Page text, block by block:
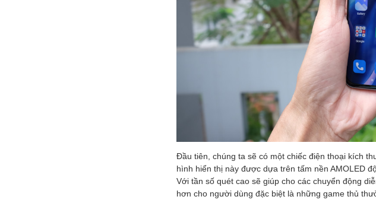
Đầu tiên, chúng ta sẽ có một chiếc điện thoại kích
hình hiển thị này được dựa trên tấm nền AMOLED
Với tần số quét cao sẽ giúp cho các chuyển động
hơn cho người dùng đặc biệt là những game thủ